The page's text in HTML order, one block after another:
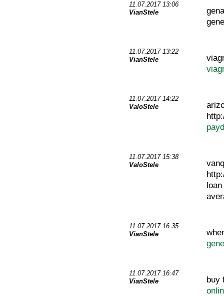
11.07.2017 13:06
VianStele
11.07.2017 13:22
VianStele
11.07.2017 14:22
ValoStele
11.07.2017 15:38
ValoStele
loan
11.07.2017 16:35
VianStele
11.07.2017 16:47
VianStele
buy